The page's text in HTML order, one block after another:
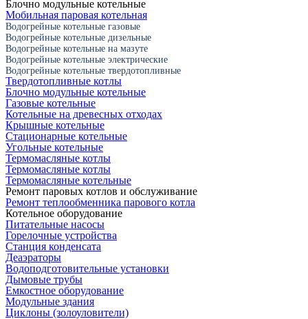
Блочно модульные котельные
Мобильная паровая котельная
Водогрейные котельные газовые
Водогрейные котельные дизельные
Водогрейные котельные на мазуте
Водогрейные котельные электрические
Водогрейные котельные твердотопливные
Твердотопливные котлы
Блочно модульные котельные
Газовые котельные
Котельные на древесных отходах
Крышные котельные
Стационарные котельные
Угольные котельные
Термомасляные котлы
Термомасляные котлы
Термомасляные котельные
Ремонт паровых котлов и обслуживание
Ремонт теплообменника парового котла
Котельное оборудование
Питательные насосы
Горелочные устройства
Станция конденсата
Деаэраторы
Водоподготовительные установки
Дымовые трубы
Емкостное оборудование
Mодульные здания
Циклоны (золоуловители)